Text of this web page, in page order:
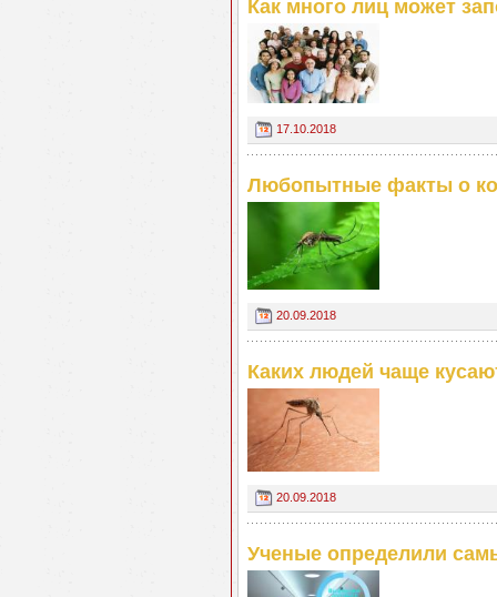
Как много лиц может
17.10.2018
Любопытные факты о
20.09.2018
Каких людей чаще
20.09.2018
Ученые определили